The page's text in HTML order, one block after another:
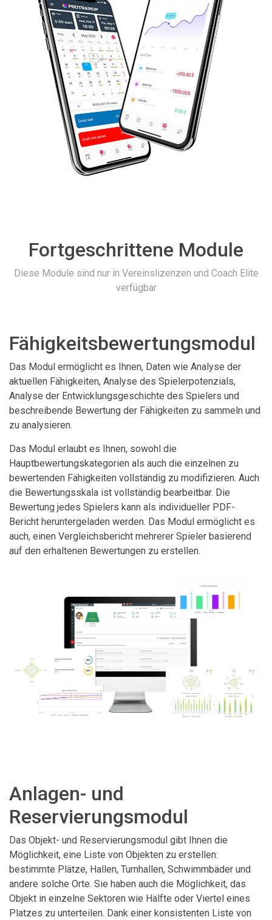
Fortgeschrittene Module
Diese Module sind nur in Vereinslizenzen und Coach Elite
verfügbar
Fähigkeitsbewertungsmodul
Das Modul ermöglicht es Ihnen, Daten wie Analyse der
aktuellen Fähigkeiten, Analyse des Spielerpotenzials,
Analyse der Entwicklungsgeschichte des Spielers und
beschreibende Bewertung der Fähigkeiten zu sammeln und
zu analysieren.
Das Modul erlaubt es Ihnen, sowohl die
Hauptbewertungskategorien als auch die einzelnen zu
bewertenden Fähigkeiten vollständig zu modifizieren. Auch
die Bewertungsskala ist vollständig bearbeitbar. Die
Bewertung jedes Spielers kann als individueller PDF-
Bericht heruntergeladen werden. Das Modul ermöglicht es
auch, einen Vergleichsbericht mehrerer Spieler basierend
auf den erhaltenen Bewertungen zu erstellen.
Anlagen- und
Reservierungsmodul
Das Objekt- und Reservierungsmodul gibt Ihnen die
Möglichkeit, eine Liste von Objekten zu erstellen:
bestimmte Plätze, Hallen, Turnhallen, Schwimmbäder und
andere solche Orte. Sie haben auch die Möglichkeit, das
Objekt in einzelne Sektoren wie Hälfte oder Viertel eines
Platzes zu unterteilen. Dank einer konsistenten Liste von